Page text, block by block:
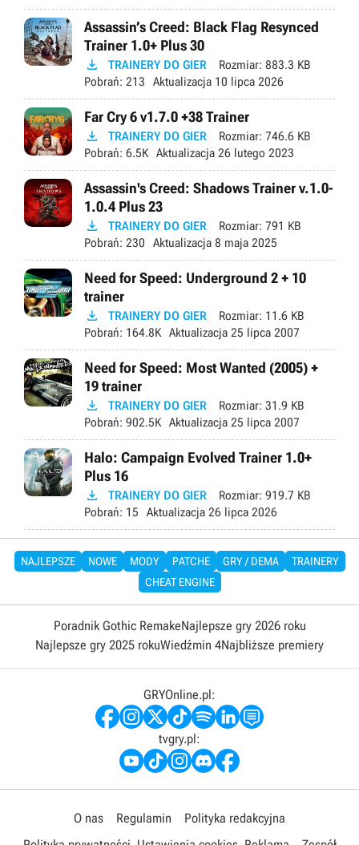
Assassin’s Creed: Black Flag Resynced
Trainer 1.0+ Plus 30
 TRAINERY DO GIER Rozmiar: 883.3 KB
Pobrań: 213 Aktualizacja 10 lipca 2026
Far Cry 6 v1.7.0 +38 Trainer
 TRAINERY DO GIER Rozmiar: 746.6 KB
Pobrań: 6.5K Aktualizacja 26 lutego 2023
Assassin's Creed: Shadows Trainer v.1.0-
1.0.4 Plus 23
 TRAINERY DO GIER Rozmiar: 791 KB
Pobrań: 230 Aktualizacja 8 maja 2025
Need for Speed: Underground 2 + 10
trainer
 TRAINERY DO GIER Rozmiar: 11.6 KB
Pobrań: 164.8K Aktualizacja 25 lipca 2007
Need for Speed: Most Wanted (2005) +
19 trainer
 TRAINERY DO GIER Rozmiar: 31.9 KB
Pobrań: 902.5K Aktualizacja 25 lipca 2007
Halo: Campaign Evolved Trainer 1.0+
Plus 16
 TRAINERY DO GIER Rozmiar: 919.7 KB
Pobrań: 15 Aktualizacja 26 lipca 2026
NAJLEPSZE NOWE MODY PATCHE GRY / DEMA
TRAINERY
CHEAT ENGINE
Poradnik Gothic RemakeNajlepsze gry 2026 roku
Najlepsze gry 2025 rokuWiedźmin 4Najbliższe premiery
GRYOnline.pl:
tvgry.pl:
O nas Regulamin
Polityka redakcyjna